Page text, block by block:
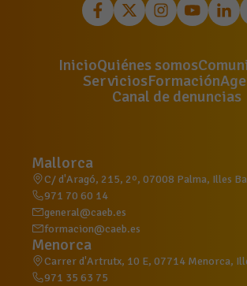
InicioQuiénes somos
ServiciosFormación
Canal de denuncias
Mallorca
C/ d'Aragó, 215, 2º, 07008 Palma, Illes
971 70 60 14
general@caeb.es
formacion@caeb.es
Menorca
Carrer d'Artrutx, 10 E, 07714 Menorca,
971 35 63 75